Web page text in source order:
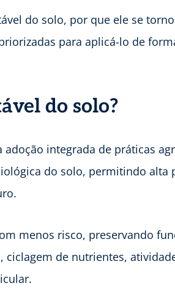
do solo, por que ele se
para aplicá-lo de
do solo?
integrada de práticas
do solo, permitindo alta
menos risco, preservando
de nutrientes,